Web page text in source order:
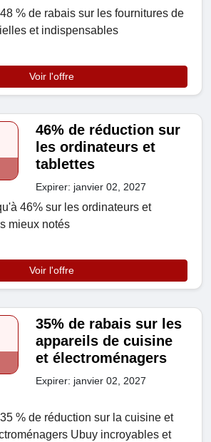
% de rabais sur les fournitures de
et indispensables
Voir l'offre
46% de réduction sur
les ordinateurs et
tablettes
Expirer: janvier 02, 2027
46% sur les ordinateurs et
mieux notés
Voir l'offre
35% de rabais sur les
appareils de cuisine
et électroménagers
Expirer: janvier 02, 2027
% de réduction sur la cuisine et
Ubuy incroyables et